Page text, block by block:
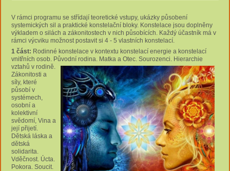
V rámci programu se střídají teoretické vstupy, ukázky působení
systemických sil a praktické konstelační bloky. Konstelace jsou doplněny
výkladem o silách a zákonitostech v nich působících. Každý účastník má v
rámci výcviku možnost postavit si 4 - 5 vlastních konstelací.
1 část: Rodinné konstelace v kontextu konstelací energie a konstelací
vnitřních osob. Původní rodina. Matka a Otec. Sourozenci. Hierarchie
vztahů v rodině.
Zákonitosti a
síly, které
působí v
systémech,
osobní a
kolektivní
svědomí, Vina a
její přijetí.
Dětská láska a
dětská
solidarita.
Vděčnost. Úcta.
Pokora. Soucit.